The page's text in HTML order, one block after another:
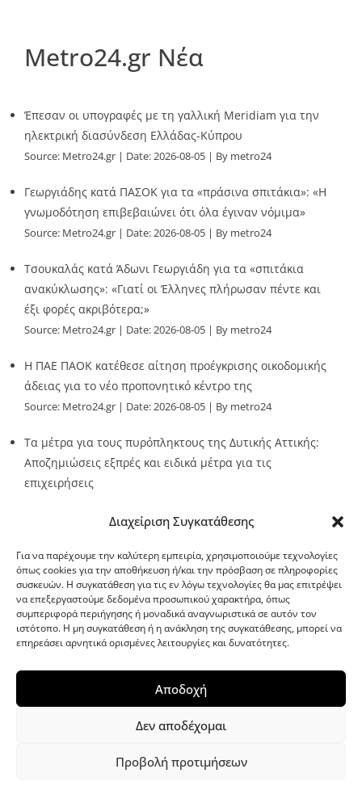
Διαχείριση Συγκατάθεσης
Για να παρέχουμε την καλύτερη εμπειρία, χρησιμοποιούμε τεχνολογίες
όπως cookies για την αποθήκευση ή/και την πρόσβαση σε πληροφορίες
συσκευών. Η συγκατάθεση για τις εν λόγω τεχνολογίες θα μας επιτρέψει
να επεξεργαστούμε δεδομένα προσωπικού χαρακτήρα, όπως
συμπεριφορά περιήγησης ή μοναδικά αναγνωριστικά σε αυτόν τον
ιστότοπο. Η μη συγκατάθεση ή η ανάκληση της συγκατάθεσης, μπορεί να
επηρεάσει αρνητικά ορισμένες λειτουργίες και δυνατότητες.
Αποδοχή
Δεν αποδέχομαι
Προβολή προτιμήσεων
Metro24.gr Νέα
Έπεσαν οι υπογραφές με τη γαλλική Meridiam για την
ηλεκτρική διασύνδεση Ελλάδας-Κύπρου
Source: Metro24.gr Date: 2026-08-05 By metro24
Γεωργιάδης κατά ΠΑΣΟΚ για τα «πράσινα σπιτάκια»: «Η
γνωμοδότηση επιβεβαιώνει ότι όλα έγιναν νόμιμα»
Source: Metro24.gr Date: 2026-08-05 By metro24
Τσουκαλάς κατά Άδωνι Γεωργιάδη για τα «σπιτάκια
ανακύκλωσης»: «Γιατί οι Έλληνες πλήρωσαν πέντε και
έξι φορές ακριβότερα;»
Source: Metro24.gr Date: 2026-08-05 By metro24
Η ΠΑΕ ΠΑΟΚ κατέθεσε αίτηση προέγκρισης οικοδομικής
άδειας για το νέο προπονητικό κέντρο της
Source: Metro24.gr Date: 2026-08-05 By metro24
Τα μέτρα για τους πυρόπληκτους της Δυτικής Αττικής:
Αποζημιώσεις εξπρές και ειδικά μέτρα για τις
επιχειρήσεις
G-point.gr